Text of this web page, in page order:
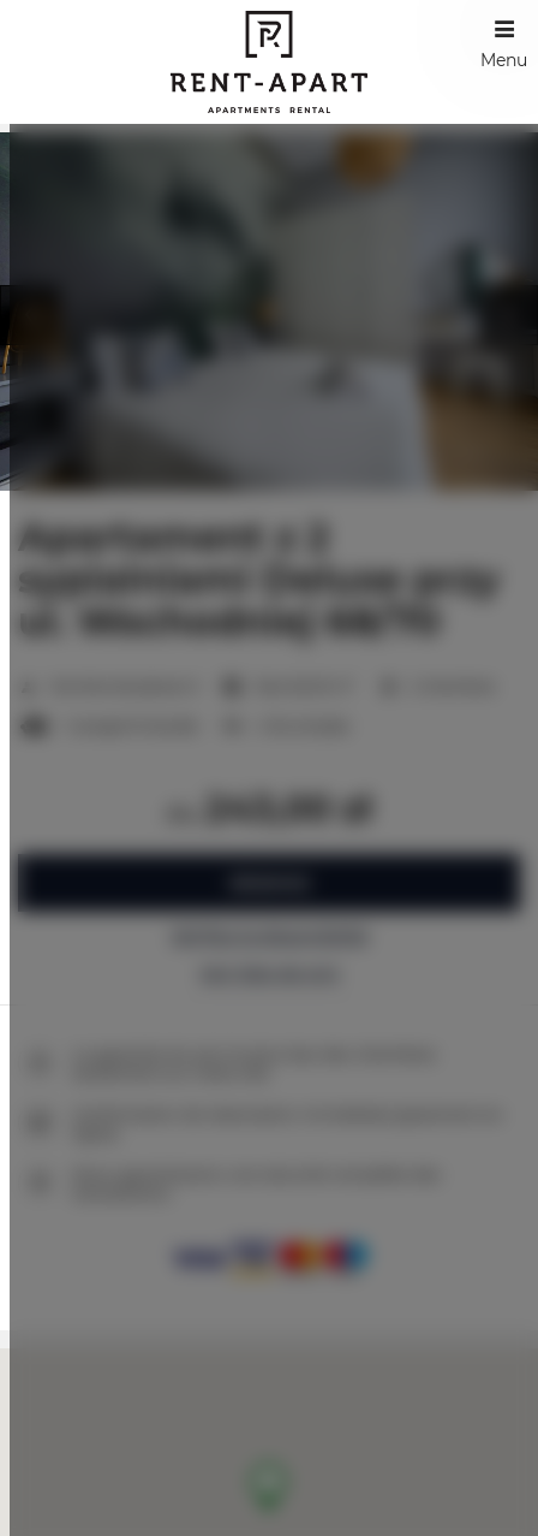
Menu
Apartament z 2
sypialniami Deluxe przy
ul. Wschodniej 68/70
243,00 zł